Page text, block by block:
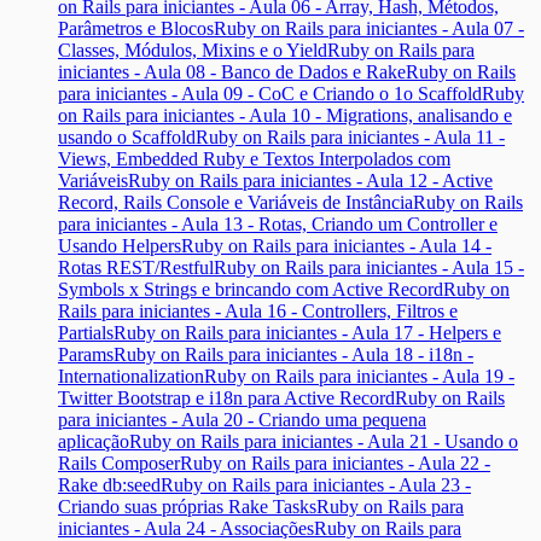
on Rails para iniciantes - Aula 06 - Array, Hash, Métodos,
Parâmetros e BlocosRuby on Rails para iniciantes - Aula 07 -
Classes, Módulos, Mixins e o YieldRuby on Rails para
iniciantes - Aula 08 - Banco de Dados e RakeRuby on Rails
para iniciantes - Aula 09 - CoC e Criando o 1o ScaffoldRuby
on Rails para iniciantes - Aula 10 - Migrations, analisando e
usando o ScaffoldRuby on Rails para iniciantes - Aula 11 -
Views, Embedded Ruby e Textos Interpolados com
VariáveisRuby on Rails para iniciantes - Aula 12 - Active
Record, Rails Console e Variáveis de InstânciaRuby on Rails
para iniciantes - Aula 13 - Rotas, Criando um Controller e
Usando HelpersRuby on Rails para iniciantes - Aula 14 -
Rotas REST/RestfulRuby on Rails para iniciantes - Aula 15 -
Symbols x Strings e brincando com Active RecordRuby on
Rails para iniciantes - Aula 16 - Controllers, Filtros e
PartialsRuby on Rails para iniciantes - Aula 17 - Helpers e
ParamsRuby on Rails para iniciantes - Aula 18 - i18n -
InternationalizationRuby on Rails para iniciantes - Aula 19 -
Twitter Bootstrap e i18n para Active RecordRuby on Rails
para iniciantes - Aula 20 - Criando uma pequena
aplicaçãoRuby on Rails para iniciantes - Aula 21 - Usando o
Rails ComposerRuby on Rails para iniciantes - Aula 22 -
Rake db:seedRuby on Rails para iniciantes - Aula 23 -
Criando suas próprias Rake TasksRuby on Rails para
iniciantes - Aula 24 - AssociaçõesRuby on Rails para